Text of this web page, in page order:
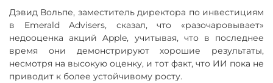
Дэвид Вольпе, заместитель директора по инвестициям
в Emerald Advisers, сказал, что «разочаровывает»
недооценка акций Apple, учитывая, что в последнее
время они демонстрируют хорошие результаты,
несмотря на высокую оценку, и тот факт, что ИИ пока не
приводит к более устойчивому росту.